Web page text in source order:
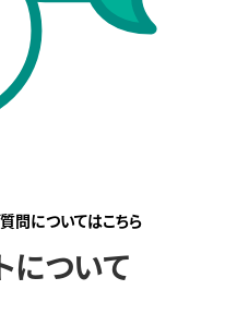
問についてはこちら
について